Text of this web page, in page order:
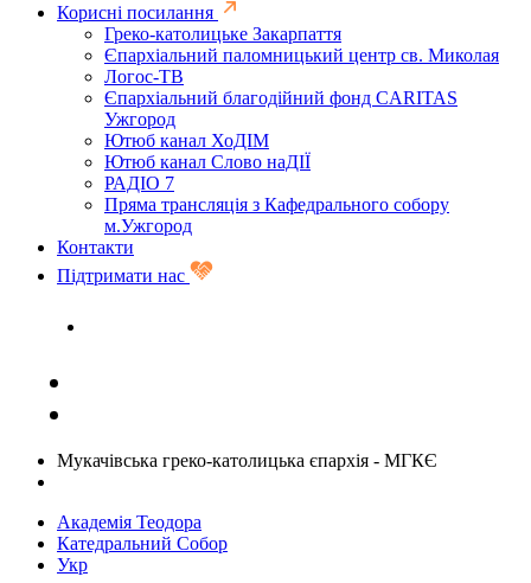
Корисні посилання
Греко-католицьке Закарпаття
Єпархіальний паломницький центр св. Миколая
Логос-ТВ
Єпархіальний благодійний фонд CARITAS
Ужгород
Ютюб канал ХоДІМ
Ютюб канал Слово наДІЇ
РАДІО 7
Пряма трансляція з Кафедрального собору
м.Ужгород
Контакти
Підтримати нас
Мукачівська греко-католицька єпархія - МГКЄ
Академія Теодора
Катедральний Собор
Укр